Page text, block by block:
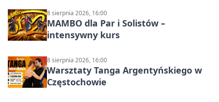
8 sierpnia 2026, 16:00
MAMBO dla Par i Solistów –
intensywny kurs
8 sierpnia 2026, 16:00
Warsztaty Tanga Argentyńskiego w
Częstochowie